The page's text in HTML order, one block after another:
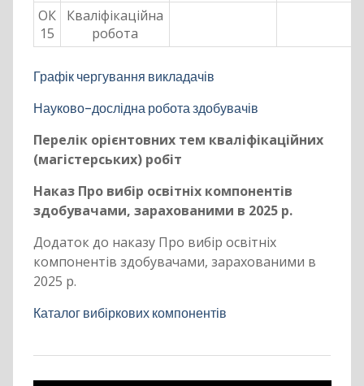
ОК
15
Кваліфікаційна
робота
Графік чергування викладачів
Науково-дослідна робота здобувачів
Перелік орієнтовних тем кваліфікаційних
(магістерських) робіт
Наказ Про вибір освітніх компонентів
здобувачами, зарахованими в 2025 р.
Додаток до наказу Про вибір освітніх
компонентів здобувачами, зарахованими в
2025 р.
Каталог вибіркових компонентів